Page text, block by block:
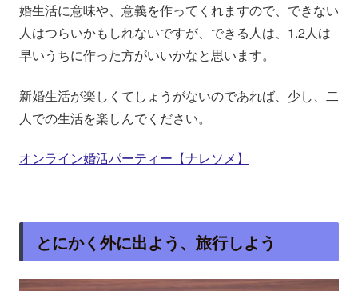
婚生活に意味や、意義を作ってくれますので、できない
人はつらいかもしれないですが、できる人は、1.2人は
早いうちに作った方がいいかなと思います。
新婚生活が楽しくてしょうがないのであれば、少し、二
人での生活を楽しんでください。
オンライン婚活パーティー【ナレソメ】
とにかく外に出よう、旅行しよう